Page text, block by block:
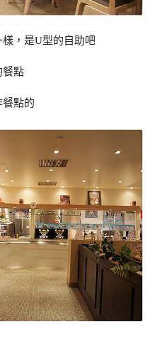
樣，是U型的自助吧
餐點
點的